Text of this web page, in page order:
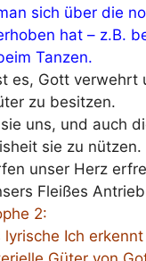
sich über die
hat – z.B.
Tanzen.
es, Gott verwehrt
zu besitzen.
uns, und auch
sie zu nützen.
unser Herz
Fleißes
2:
lyrische Ich